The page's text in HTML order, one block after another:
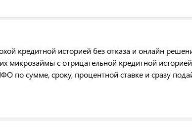
кредитной историей без отказа и онлайн
микрозаймы с отрицательной кредитной
по сумме, сроку, процентной ставке и сразу